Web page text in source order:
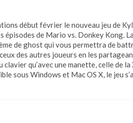
début février le nouveau jeu de
épisodes de Mario vs. Donkey Kong.
de ghost qui vous permettra de
des autres joueurs en les
clavier qu’avec une manette, celle de
sous Windows et Mac OS X, le jeu